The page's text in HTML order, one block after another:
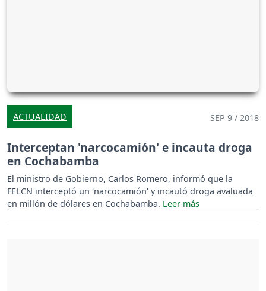
ACTUALIDAD SEP 9 / 2018
Interceptan 'narcocamión' e incauta droga
en Cochabamba
El ministro de Gobierno, Carlos Romero, informó que la
FELCN interceptó un 'narcocamión' y incautó droga avaluada
en millón de dólares en Cochabamba.